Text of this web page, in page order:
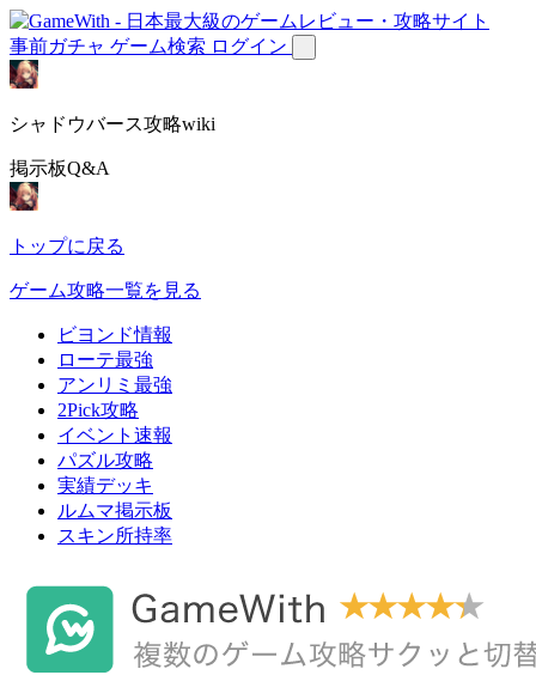
事前ガチャ ゲーム検索 ログイン
シャドウバース攻略wiki
掲示板Q&A
トップに戻る
ゲーム攻略一覧を見る
ビヨンド情報
ローテ最強
アンリミ最強
2Pick攻略
イベント速報
パズル攻略
実績デッキ
ルムマ掲示板
スキン所持率